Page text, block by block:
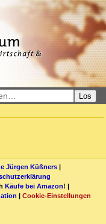
Los
Jürgen Küßners |
Käufe bei Amazon! |
| Cookie-Einstellungen